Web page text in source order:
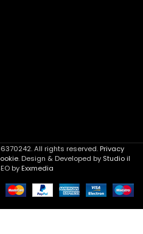
All rights reserved.Privacy
. Design & Developed by Studio il
byExxmedia